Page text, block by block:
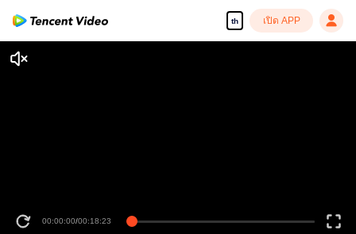
th เปิด APP
00:00:00/00:18:23